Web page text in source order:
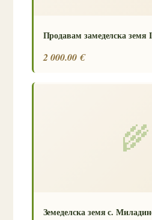
Продавам замеделска земя
2 000.00 €
🌾
Земеделска земя с.